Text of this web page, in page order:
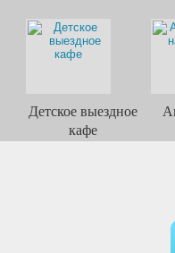
Детское выездное
кафе